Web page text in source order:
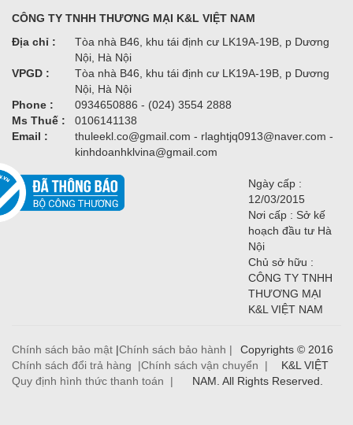
CÔNG TY TNHH THƯƠNG MẠI K&L VIỆT NAM
Địa chỉ :
Tòa nhà B46, khu tái định cư LK19A-19B, p Dương
Nội, Hà Nội
VPGD :
Tòa nhà B46, khu tái định cư LK19A-19B, p Dương
Nội, Hà Nội
Phone :
0934650886 - (024) 3554 2888
Ms Thuế :
0106141138
Email :
thuleekl.co@gmail.com - rlaghtjq0913@naver.com -
kinhdoanhklvina@gmail.com
Ngày cấp :
12/03/2015
Nơi cấp : Sở kế
hoạch đầu tư Hà
Nội
Chủ sở hữu :
CÔNG TY TNHH
THƯƠNG MẠI
K&L VIỆT NAM
Chính sách bảo mật |Chính sách bảo hành |
Chính sách đổi trả hàng |Chính sách vận chuyển |
Quy định hình thức thanh toán |
Copyrights © 2016
K&L VIỆT
NAM. All Rights Reserved.